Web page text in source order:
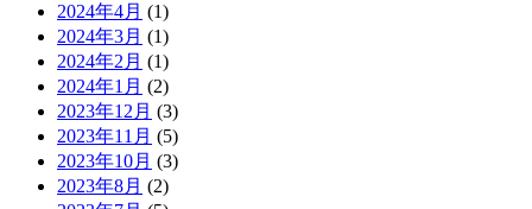
2024年4月 (1)
2024年3月 (1)
2024年2月 (1)
2024年1月 (2)
2023年12月 (3)
2023年11月 (5)
2023年10月 (3)
2023年8月 (2)